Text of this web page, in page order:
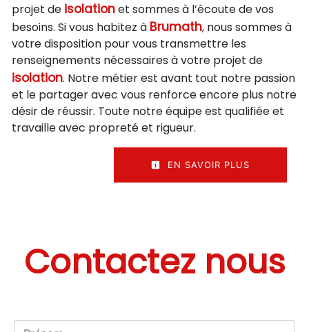
projet de isolationet sommes à l’écoute de vos
besoins. Si vous habitez à Brumath, nous sommes à
votre disposition pour vous transmettre les
renseignements nécessaires à votre projet de
isolation. Notre métier est avant tout notre passion
et le partager avec vous renforce encore plus notre
désir de réussir. Toute notre équipe est qualifiée et
travaille avec propreté et rigueur.
EN SAVOIR PLUS
Contactez nous